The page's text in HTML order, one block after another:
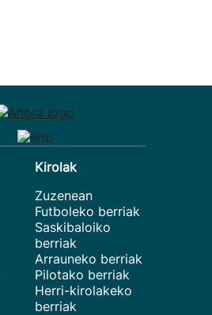
Kirolak
Zuzenean
Futboleko berriak
Saskibaloiko
berriak
Arrauneko berriak
Pilotako berriak
Herri-kirolakeko
berriak